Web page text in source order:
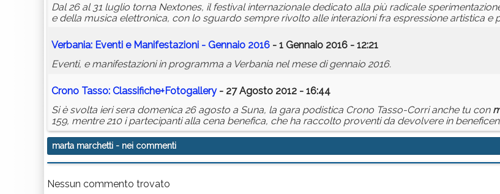
Dal 26 al 31 luglio torna Nextones, il festival internazionale dedicato alla più radicale
e della musica elettronica, con lo sguardo sempre rivolto alle interazioni fra espressione artistica e
Verbania: Eventi e Manifestazioni - Gennaio 2016 - 1 Gennaio 2016 - 12:21
Eventi, e manifestazioni in programma a Verbania nel mese di gennaio 2016.
Crono Tasso: Classifiche+Fotogallery- 27 Agosto 2012 - 16:44
Si è svolta ieri sera domenica 26 agosto a Suna, la gara podistica Crono Tasso-Corri anche tu con
159, mentre 210 i partecipanti alla cena benefica, che ha raccolto proventi da devolvere in
marta marchetti - nei commenti
Nessun commento trovato